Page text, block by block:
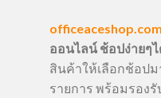
officeaceshop.com
ออนไลน์ ช้อปง่ายๆ
สินค้าให้เลือกช้อปม
รายการ พร้อมรอง